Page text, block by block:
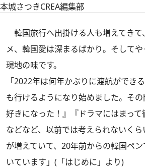
本城さつきCREA編集部
韓国旅行へ出掛ける人も増えてきて
メ、韓国愛は深まるばかり。そして
現地の味です。
「2022年は何年かぶりに渡航ができ
も行けるようになり始めました。そ
好きになった！』『ドラマにはまっ
などなど、以前では考えられないく
が増えていて、20年前からの韓国ペ
いています」(「はじめに」より)